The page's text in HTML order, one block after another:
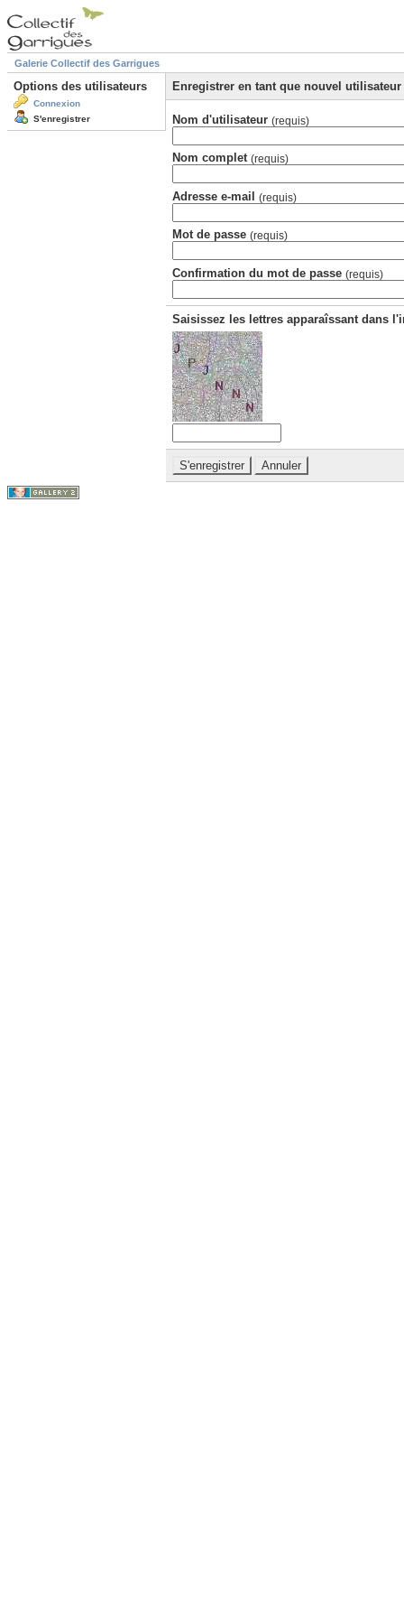
Galerie Collectif des Garrigues
Options des utilisateurs
Connexion
S'enregistrer
Enregistrer en tant que nouvel utilisateur
Nom d'utilisateur (requis)
Nom complet (requis)
Adresse e-mail (requis)
Mot de passe (requis)
Confirmation du mot de passe (requis)
Saisissez les lettres apparaîssant dans